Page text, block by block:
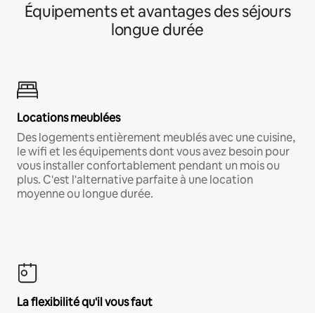
Équipements et avantages des séjours
longue durée
Locations meublées
Des logements entièrement meublés avec une cuisine,
le wifi et les équipements dont vous avez besoin pour
vous installer confortablement pendant un mois ou
plus. C'est l'alternative parfaite à une location
moyenne ou longue durée.
La flexibilité qu'il vous faut